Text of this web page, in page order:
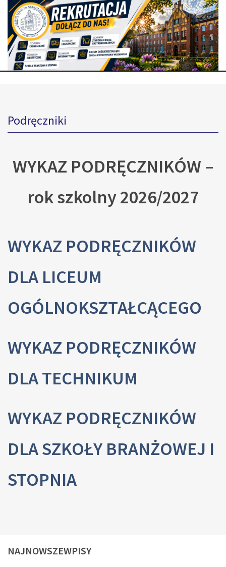
Podręczniki
WYKAZ PODRĘCZNIKÓW –
rok szkolny 2026/2027
WYKAZ PODRĘCZNIKÓW
DLA LICEUM
OGÓLNOKSZTAŁCĄCEGO
WYKAZ PODRĘCZNIKÓW
DLA TECHNIKUM
WYKAZ PODRĘCZNIKÓW
DLA SZKOŁY BRANŻOWEJ I
STOPNIA
NAJNOWSZEWPISY